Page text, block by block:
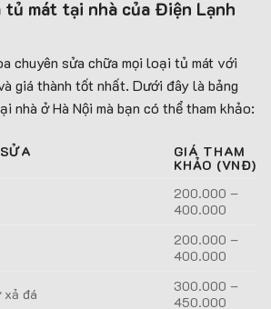
tủ mát tại nhà của Điện Lạnh
chuyên sửa chữa mọi loại tủ mát với
giá thành tốt nhất. Dưới đây là bảng
nhà ở Hà Nội mà bạn có thể tham khảo:
GIÁ THAM
KHẢO (VNĐ)
200.000 –
400.000
200.000 –
400.000
xả đá
300.000 –
450.000